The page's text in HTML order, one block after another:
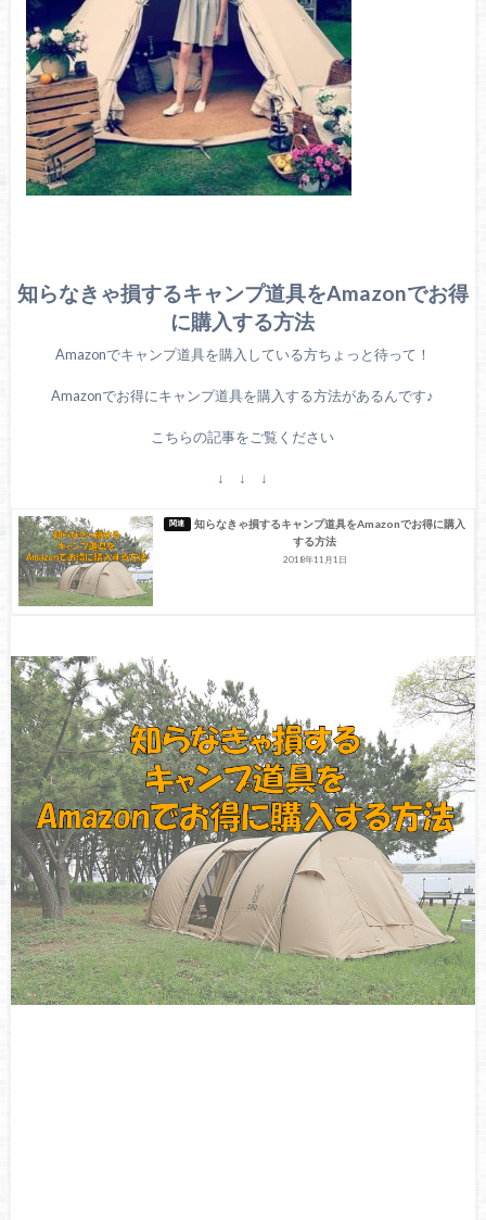
知らなきゃ損するキャンプ道具をAmazonでお得
に購入する方法
Amazonでキャンプ道具を購入している方ちょっと待って！
Amazonでお得にキャンプ道具を購入する方法があるんです♪
こちらの記事をご覧ください
↓ ↓ ↓
知らなきゃ損するキャンプ道具をAmazonでお得に購入
する方法
2018年11月1日